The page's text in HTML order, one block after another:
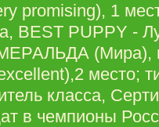
promising), 1
BEST PUPPY -
(Мира),
место;
класса,
в чемпионы